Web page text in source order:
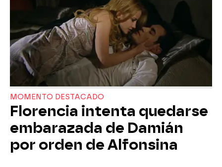
MOMENTO DESTACADO
Florencia intenta quedarse
embarazada de Damián
por orden de Alfonsina